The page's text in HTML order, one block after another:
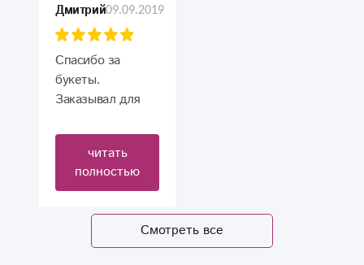
Дмитрий09.09.2019
Спасибо за
букеты.
Заказывал для
обе были
довольны своими
букетами. Буду
продолжать
заказывать у вас,
чтобы радовать
читать
полностью
Смотреть все